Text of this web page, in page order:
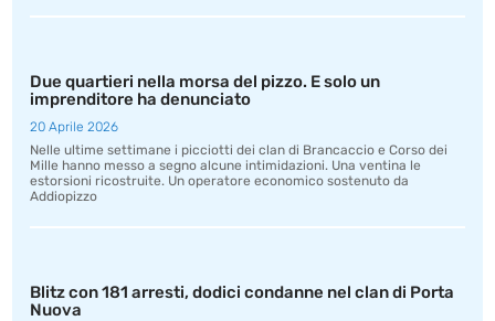
Due quartieri nella morsa del pizzo. E solo un
imprenditore ha denunciato
20 Aprile 2026
Nelle ultime settimane i picciotti dei clan di Brancaccio e Corso dei
Mille hanno messo a segno alcune intimidazioni. Una ventina le
estorsioni ricostruite. Un operatore economico sostenuto da
Addiopizzo
Blitz con 181 arresti, dodici condanne nel clan di Porta
Nuova